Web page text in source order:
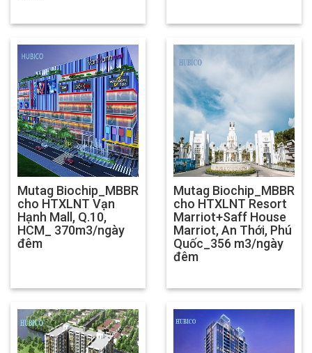
Mutag Biochip_MBBR
cho HTXLNT Vạn
Hạnh Mall, Q.10,
HCM_ 370m3/ngày
đêm
Mutag Biochip_MBBR
cho HTXLNT Resort
Marriot+Saff House
Marriot, An Thới, Phú
Quốc_356 m3/ngày
đêm